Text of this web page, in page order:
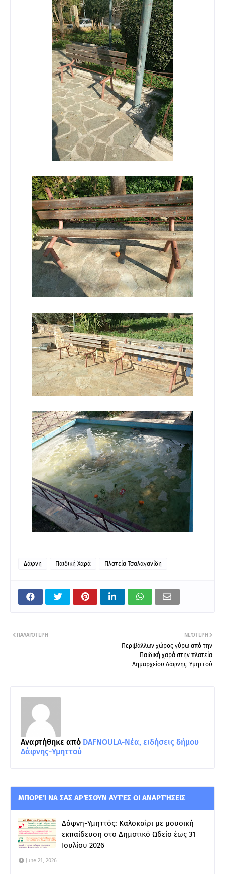
Δάφνη Παιδική Χαρά Πλατεία Τσαλαγανίδη
ΝΕΌΤΕΡΗ
Περιβάλλων χώρος γύρω από την
Παιδική χαρά στην πλατεία
Δημαρχείου Δάφνης-Υμηττού
ΠΑΛΑΙΌΤΕΡΗ
Αναρτήθηκε από DAFNOULA-Νέα, ειδήσεις δήμου
Δάφνης-Υμηττού
ΜΠΟΡΕΊ ΝΑ ΣΑΣ ΑΡΈΣΟΥΝ ΑΥΤΈΣ ΟΙ ΑΝΑΡΤΉΣΕΙΣ
Δάφνη-Υμηττός: Καλοκαίρι με μουσική
εκπαίδευση στο Δημοτικό Ωδείο έως 31
Ιουλίου 2026
June 21, 2026